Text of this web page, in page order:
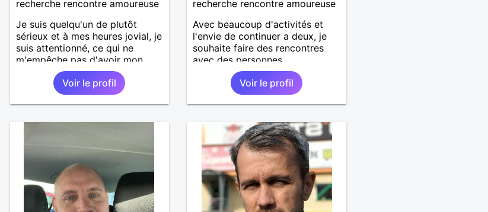
recherche rencontre amoureuse
Je suis quelqu'un de plutôt
sérieux et à mes heures jovial, je
suis attentionné, ce qui ne
m'empêche pas d'avoir mon
caractère si on essaie de me
marcher sur les pieds. C'est
assez dur de se décrire
objectivement, le mieux étant de
Voir le profil
recherche rencontre amoureuse
Avec beaucoup d'activités et
l'envie de continuer a deux, je
souhaite faire des rencontres
avec des personnes
intéressantes, franche qui
aiment les ballades, les petites
sortie, je suis dynamique, franc
et sincère je vit la vie à fond je
découvrir.
Voir le profil